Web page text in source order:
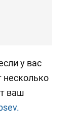
у вас
несколько
ваш